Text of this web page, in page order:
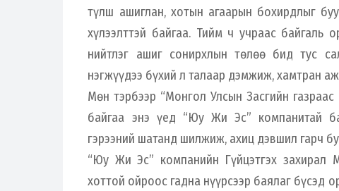
түлш ашиглан, хотын агаарын бохирдлыг
хүлээлттэй байгаа. Тийм ч учраас байгаль
нийтлэг ашиг сонирхлын төлөө бид тус
нэгжүүдээ бүхий л талаар дэмжиж, хамтран
Мөн тэрбээр “Монгол Улсын Засгийн
байгаа энэ үед “Юу Жи Эс” компанитай
гэрээний шатанд шилжиж, ахиц дэвшил гарч
“Юу Жи Эс” компанийн Гүйцэтгэх захирал
хоттой ойроос гадна нүүрсээр баялаг бүсэд